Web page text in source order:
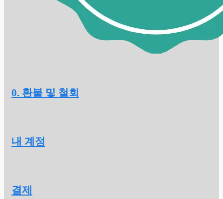
0. 환불 및 철회
내 계정
결제